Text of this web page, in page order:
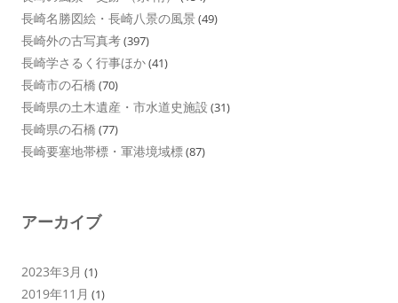
長崎名勝図絵・長崎八景の風景 (49)
長崎外の古写真考(397)
長崎学さるく行事ほか(41)
長崎市の石橋 (70)
長崎県の土木遺産・市水道史施設 (31)
長崎県の石橋 (77)
長崎要塞地帯標・軍港境域標(87)
アーカイブ
2023年3月 (1)
2019年11月 (1)